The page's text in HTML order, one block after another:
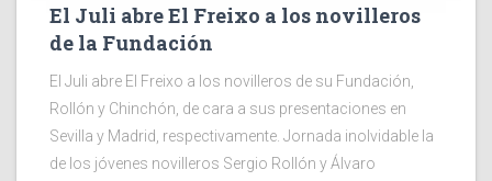
El Juli abre El Freixo a los novilleros
de la Fundación
El Juli abre El Freixo a los novilleros de su Fundación,
Rollón y Chinchón, de cara a sus presentaciones en
Sevilla y Madrid, respectivamente. Jornada inolvidable la
de los jóvenes novilleros Sergio Rollón y Álvaro